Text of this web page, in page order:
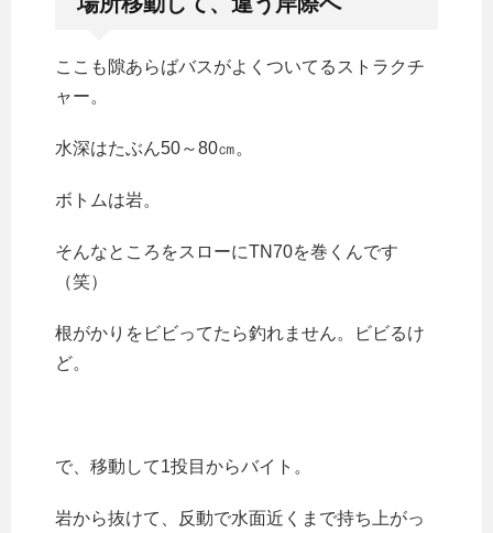
ここも隙あらばバスがよくついてるストラクチ
ャー。
水深はたぶん50～80㎝。
ボトムは岩。
そんなところをスローにTN70を巻くんです
（笑）
根がかりをビビってたら釣れません。ビビるけ
ど。
で、移動して1投目からバイト。
岩から抜けて、反動で水面近くまで持ち上がっ